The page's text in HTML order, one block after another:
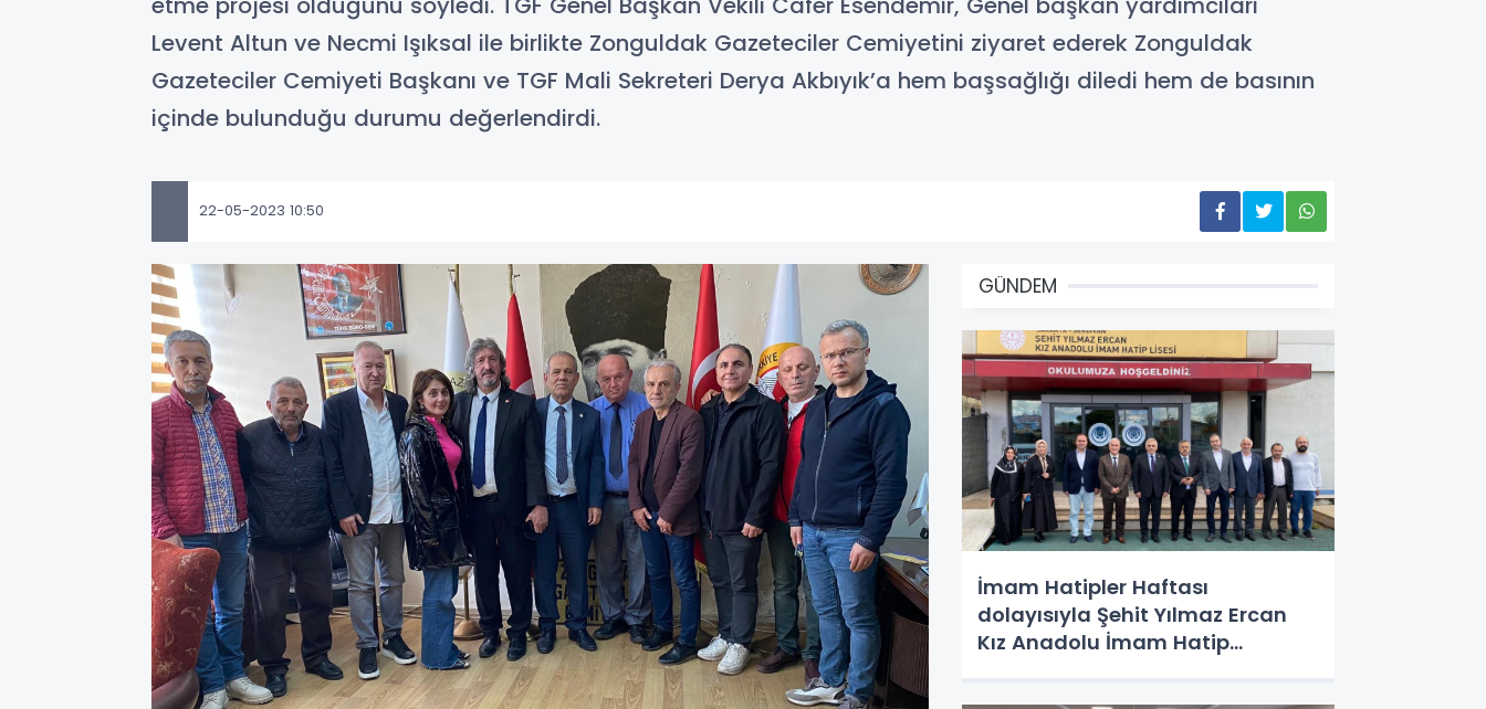
Levent Altun ve Necmi Işıksal ile birlikte Zonguldak Gazeteciler Cemiyetini ziyaret ederek Zonguldak
Gazeteciler Cemiyeti Başkanı ve TGF Mali Sekreteri Derya Akbıyık’a hem başsağlığı diledi hem de basının
içinde bulunduğu durumu değerlendirdi.
22-05-2023 10:50
GÜNDEM
İmam Hatipler Haftası
dolayısıyla Şehit Yılmaz Ercan
Kız Anadolu İmam Hatip